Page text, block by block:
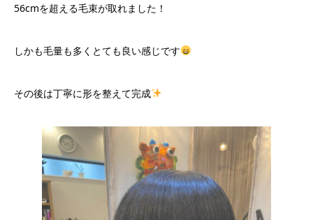
56cmを超える毛束が取れました！
しかも毛量も多くとても良い感じです
その後は丁寧に形を整えて完成